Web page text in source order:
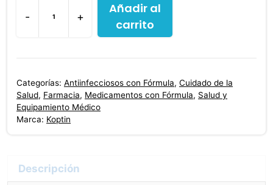
-
Koptin
Azitromicina
500
3
Tabletas
+
Añadir al
carrito
Categorías: Antiinfecciosos con Fórmula, Cuidado de la
Salud, Farmacia, Medicamentos con Fórmula, Salud y
Equipamiento Médico
Marca: Koptin